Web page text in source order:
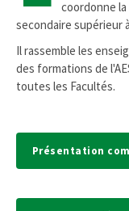
coordonne
secondaire supérieur
Il rassemble les
des formations de
toutes les Facultés.
Présentation